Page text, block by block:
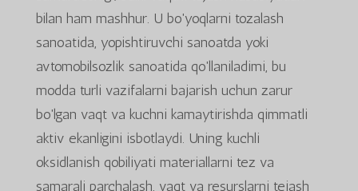
bilan ham mashhur. U bo'yoqlarni tozalash
sanoatida, yopishtiruvchi sanoatda yoki
avtomobilsozlik sanoatida qo'llaniladimi, bu
modda turli vazifalarni bajarish uchun zarur
bo'lgan vaqt va kuchni kamaytirishda qimmatli
aktiv ekanligini isbotlaydi. Uning kuchli
oksidlanish qobiliyati materiallarni tez va
samarali parchalash, vaqt va resurslarni tejash